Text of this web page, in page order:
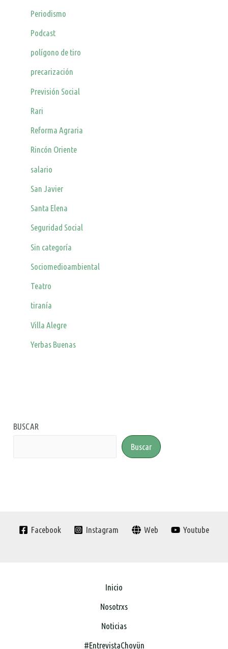
Periodismo
Podcast
polígono de tiro
precarización
Previsión Social
Rari
Reforma Agraria
Rincón Oriente
salario
San Javier
Santa Elena
Seguridad Social
Sin categoría
Sociomedioambiental
Teatro
tiranía
Villa Alegre
Yerbas Buenas
BUSCAR
Buscar
Facebook Instagram Web Youtube
Inicio
Nosotrxs
Noticias
#EntrevistaChoyün